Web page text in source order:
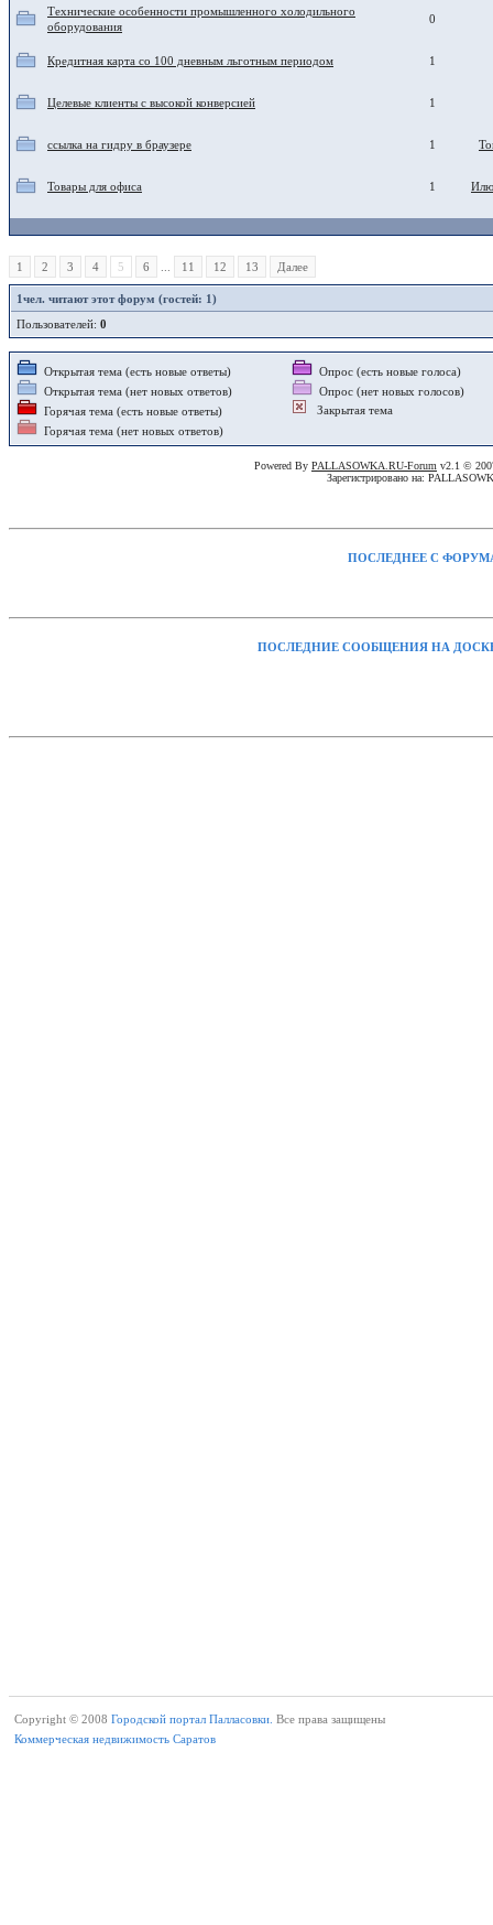
Технические особенности промышленного холодильного
оборудования
0
Кредитная карта со 100 дневным льготным периодом 1
Целевые клиенты с высокой конверсией 1
ссылка на гидру в браузере 1
Товары для офиса 1
1 2 3 4 5 6 11 12 13 Далее
1чел. читают этот форум (гостей: 1)
Пользователей: 0
Открытая тема (есть новые ответы)
Открытая тема (нет новых ответов)
Горячая тема (есть новые ответы)
Горячая тема (нет новых ответов)
Опрос (есть новые голоса)
Опрос (нет новых голосов)
Закрытая тема
Powered By PALLASOWKA.RU-Forum v2.1 ©
Зарегистрировано на:
ПОСЛЕДНЕЕ С
ПОСЛЕДНИЕ СООБЩЕНИЯ НА
Copyright © 2008 Городской портал Палласовки. Все права защищены
Коммерческая недвижимость Саратов